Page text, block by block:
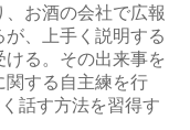
お酒の会社で広報
、上手く説明する
る。その出来事を
関する自主練を行
話す方法を習得す